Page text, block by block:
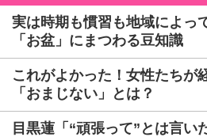
実は時期も慣習も地域によっ
「お盆」にまつわる豆知識
これがよかった！女性たちが
「おまじない」とは？
目黒蓮「“頑張って”とは言